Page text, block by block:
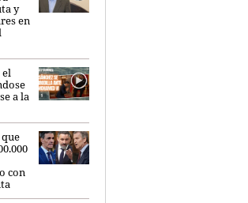
y
en
a la
que
con